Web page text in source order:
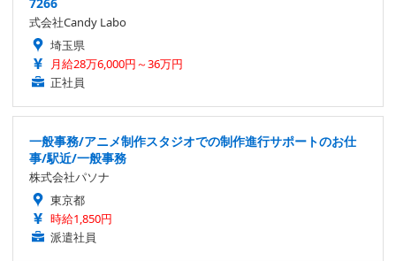
式会社Candy Labo
埼玉県
月給28万6,000円～36万円
正社員
一般事務/アニメ制作スタジオでの制作進行サポートのお仕
事/駅近/一般事務
株式会社パソナ
東京都
時給1,850円
派遣社員